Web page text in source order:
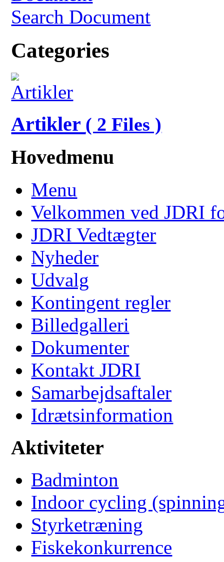
Search Document
Categories
Artikler ( 2 Files )
Hovedmenu
Menu
Velkommen ved JDRI
JDRI Vedtægter
Nyheder
Udvalg
Kontingent regler
Billedgalleri
Dokumenter
Kontakt JDRI
Samarbejdsaftaler
Idrætsinformation
Aktiviteter
Badminton
Indoor cycling
Styrketræning
Fiskekonkurrence